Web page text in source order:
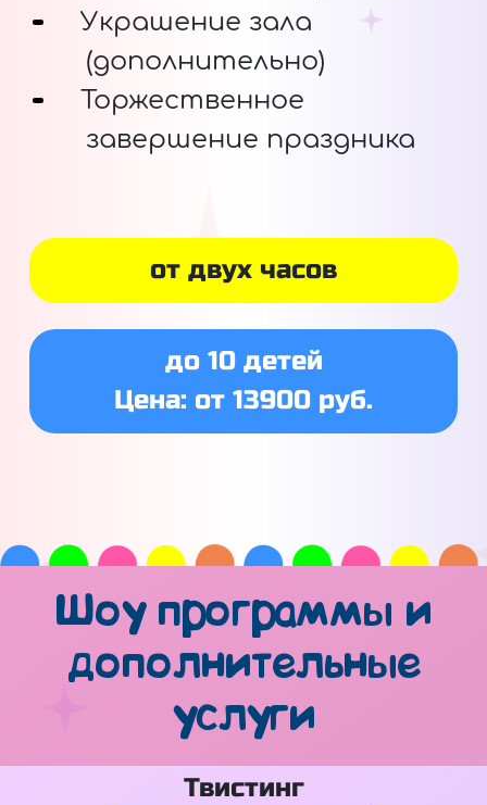
Украшение зала
(дополнительно)
Торжественное
завершение праздника
от двух часов
до 10 детей
Цена: от 13900 руб.
Шоу программы и
дополнительные
услуги
Твистинг